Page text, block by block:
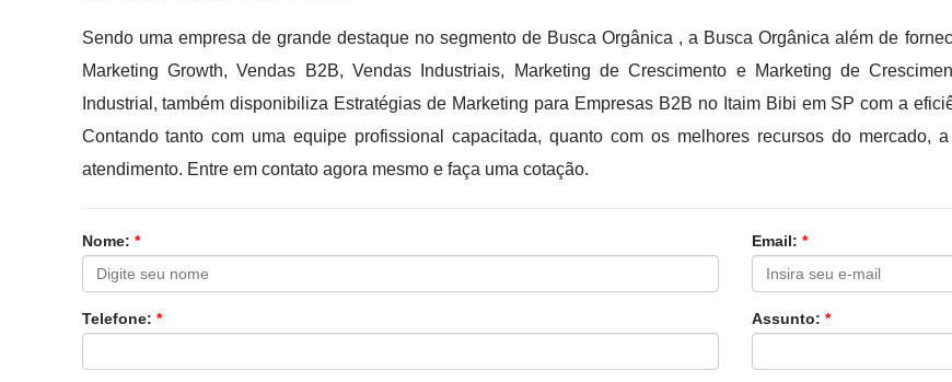
Sendo uma empresa de grande destaque no segmento de Busca Orgânica , a Busca Orgânica além de
Marketing Growth, Vendas B2B, Vendas Industriais, Marketing de Crescimento e Marketing de
Industrial, também disponibiliza Estratégias de Marketing para Empresas B2B no Itaim Bibi em SP com a
Contando tanto com uma equipe profissional capacitada, quanto com os melhores recursos do mercado,
atendimento. Entre em contato agora mesmo e faça uma cotação.
Nome: * Email: *
Telefone: * Assunto: *